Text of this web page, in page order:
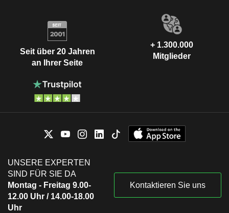
Seit über 20 Jahren
an Ihrer Seite
+ 1.300.000
Mitglieder
UNSERE EXPERTEN
SIND FÜR SIE DA
Montag - Freitag 9.00-
12.00 Uhr / 14.00-18.00
Uhr
Kontaktieren Sie uns